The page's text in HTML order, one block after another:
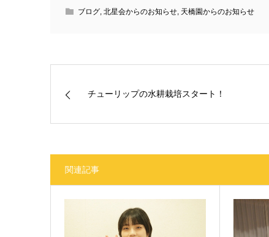
ブログ, 北星会からのお知らせ, 天橋園からのお知らせ
チューリップの水耕栽培スタート！
関連記事